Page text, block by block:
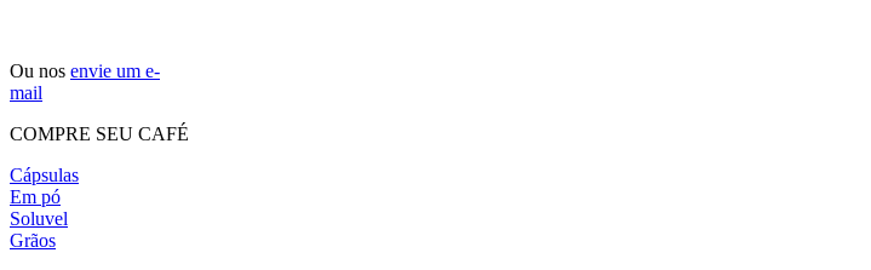
Ou nos envie um e-
mail
COMPRE SEU CAFÉ
Cápsulas
Em pó
Soluvel
Grãos